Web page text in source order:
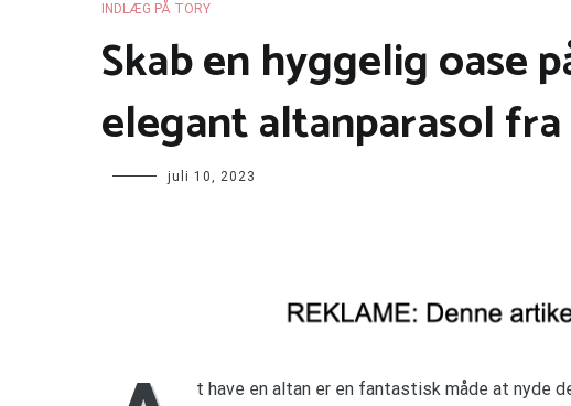
INDLÆG PÅ TORY
Skab en hyggelig oase
elegant altanparasol fra
juli 10, 2023
t have en altan er en fantastisk måde at nyde